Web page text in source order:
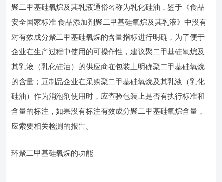
聚二甲基硅氧烷及其乳液通俗名称为乳化硅油，鉴于《食品
安全国家标准 食品添加剂聚二甲基硅氧烷及其乳液》中没有
对有效成分聚二甲基硅氧烷的含量指标进行明确，为了便于
企业在生产过程中使用的可操作性，建议聚二甲基硅氧烷及
其乳液（乳化硅油）的供应商在包装上明确聚二甲基硅氧烷
的含量；豆制品企业在采购聚二甲基硅氧烷及其乳液（乳化
硅油）作为消泡剂使用时，应查验包装上是否有执行标准和
含量的标注，如果没有标注有效成分聚二甲基硅氧烷含量，
应索要相关检测的报告。
环聚二甲基硅氧烷的功能